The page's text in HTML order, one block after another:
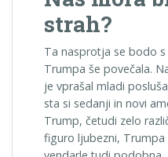
strah?
Ta nasprotja se bodo
Trumpa še povečala.
je vprašal mladi
sta si sedanji in novi
Trump, četudi zelo
figuro ljubezni,